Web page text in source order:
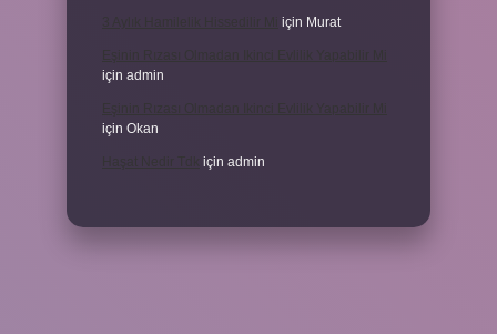
için Murat
için admin
için Okan
için admin